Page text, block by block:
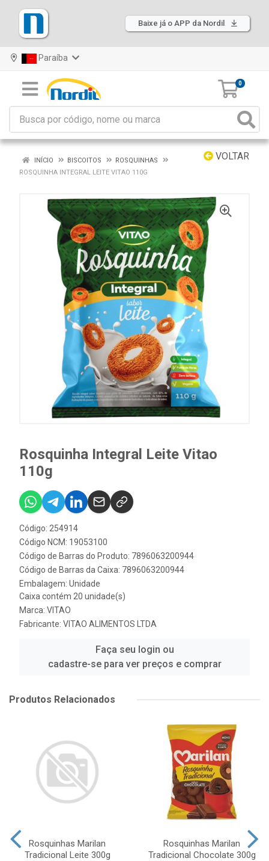
Baixe já o APP da Nordil
Paraíba
0
VOLTAR
INÍCIO BISCOITOS
ROSQUINHAS
ROSQUINHA INTEGRAL LEITE VITAO 110G
Rosquinha Integral Leite Vitao
110g
Código: 254914
Código NCM: 19053100
Código de Barras do Produto: 7896063200944
Código de Barras da Caixa: 7896063200944
Embalagem: Unidade
Caixa contém 20 unidade(s)
Marca: VITAO
Fabricante: VITAO ALIMENTOS LTDA
Faça seu login ou
cadastre-se para ver preços e comprar
Produtos Relacionados
Rosquinhas Marilan
Tradicional Leite 300g
Rosquinhas Marilan
Tradicional Chocolate 300g